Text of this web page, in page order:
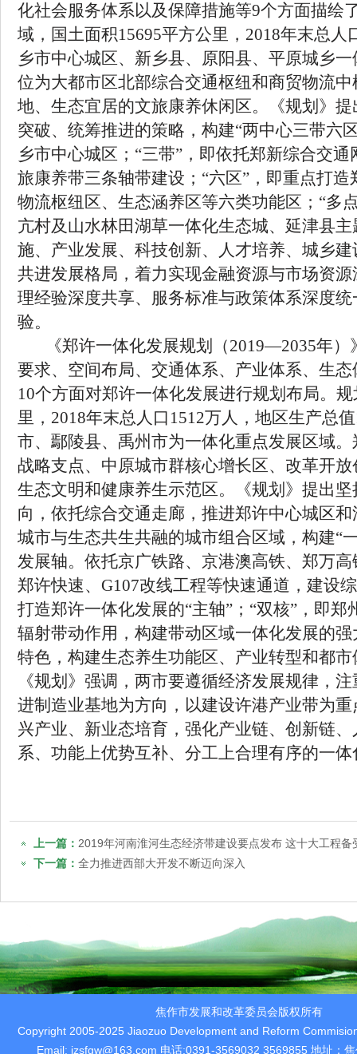
化社会服务体系以及保障措施等9个方面描绘
域，国土面积15695平方公里， 2018年末总人
乡市中心城区、新乡县、原阳县、平原城乡
位为大都市区北部综合交通枢纽和商贸物流
地、生态宜居的文旅康养休闲区。《规划》
突破、统筹推进的策略，构建“两中心三带六
乡市中心城区；“三带”，即依托郑新综合交
旅康养带三条轴带建设；“六区”，即重点打
物流枢纽区、生态涵养区等六类功能区；“多
亢村及山水林田湖草一体化生态城、延津县
施、产业发展、科技创新、人才培养、城乡
共进发展格局，着力实现金融资源与市场资
理经验深度共享、服务标准与政策体系深度
验。
《郑许一体化发展规划（2019—2035年）
要求、空间布局、交通体系、产业体系、生
10个方面对郑许一体化发展进行规划布局。
里， 2018年末总人口 1512万人，地区生产总值
市、鄢陵县、禹州市为一体化重点发展区域
战略支点、中原城市群核心增长区、改革开
生态文明和健康养生示范区。《规划》提出
向，依托综合交通走廊，推进郑许中心城区
城市与生态共生共融的城市组合区域，构建“
发展轴。依托京广铁路、京港澳高铁、郑万
郑许快速、 G107改线工程等快速通道，建设
打造郑许一体化发展的“主轴”；“双核”，即
辐射带动作用，构建带动区域一体化发展的
特色，构建生态养生功能区、产业转型和都
《规划》强调，两市要遵循经济发展规律，
进制造业基地为方向，以建设许港产业带为
兴产业、新业态培育，强化产业链、创新链
系、功能上优势互补、分工上合理有序的一
上一篇： 2019年河南淮河生态经济带建设要点发布 这十大工程备
下一篇： 全力推进西部大开发不断迈向深入
焦作市发展和改革委员会版权所有
Copyright 2005-2025 Jiaozuo Development and Reform
Email: jzsfgw@163.com 电话:0391-3569032 3569855 地址：